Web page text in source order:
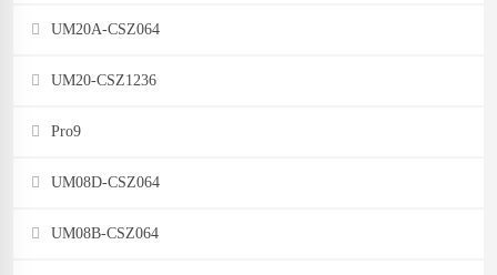
UM20A-CSZ064
UM20-CSZ1236
Pro9
UM08D-CSZ064
UM08B-CSZ064